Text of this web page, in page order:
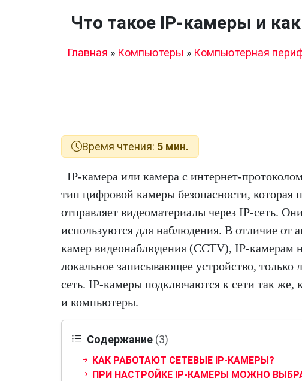
Что такое IP-камеры и
Главная » Компьютеры » Компьютерная
Время чтения: 5 мин.
IP-камера или камера с интернет-
тип цифровой камеры безопасности, которая
отправляет видеоматериалы через IP-сеть.
используются для наблюдения. В отличие от
камер видеонаблюдения (CCTV), IP-камерам
локальное записывающее устройство, только
сеть. IP-камеры подключаются к сети так же,
и компьютеры.
Содержание (3)
КАК РАБОТАЮТ СЕТЕВЫЕ IP-КАМЕРЫ?
ПРИ НАСТРОЙКЕ IP-КАМЕРЫ МОЖНО